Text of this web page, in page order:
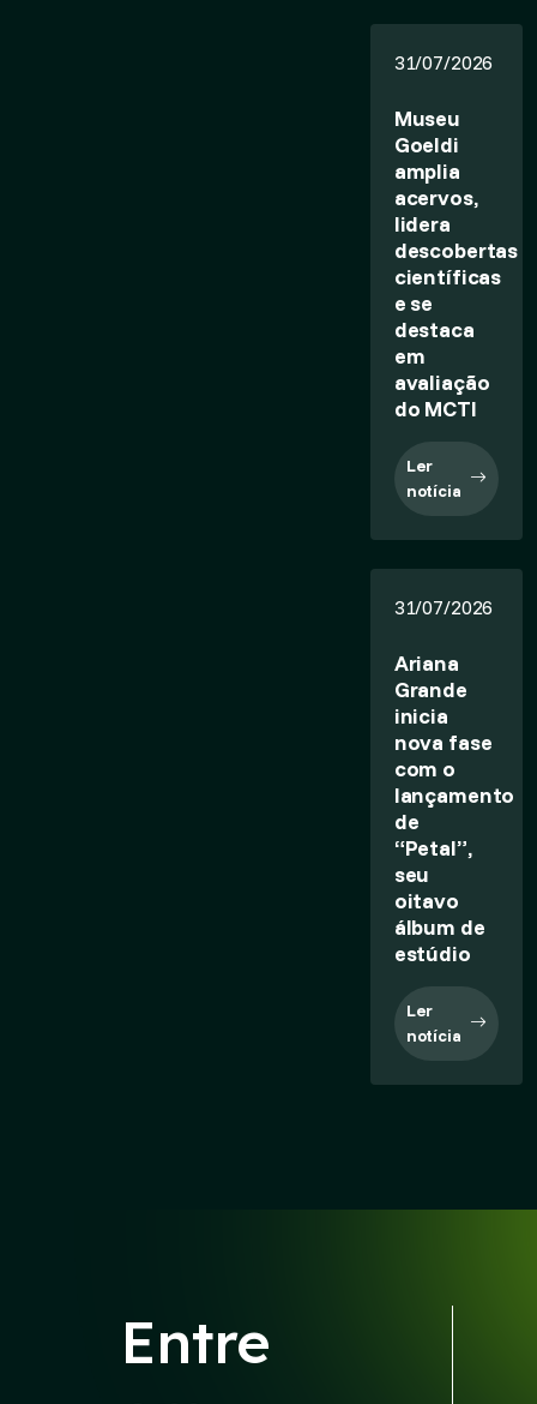
31/07/2026
Museu
Goeldi
amplia
acervos,
lidera
descobertas
científicas
e se
destaca
em
avaliação
do MCTI
Ler
notícia
31/07/2026
Ariana
Grande
inicia
nova fase
com o
lançamento
de
“Petal”,
seu
oitavo
álbum de
estúdio
Ler
notícia
Entre